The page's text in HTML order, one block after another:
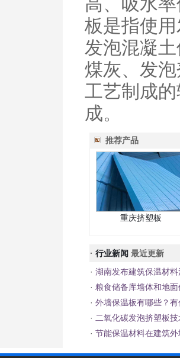
板是指使
发泡混凝
煤灰、发
工艺制成
成。
推荐产品
重庆挤塑板
· 行业新闻 最近更新
· 湖南发布建筑保温材
· 粮食储备库墙体和地
· 外墙保温板有哪些？
· 二氧化碳发泡挤塑板
· 节能保温材料在建筑